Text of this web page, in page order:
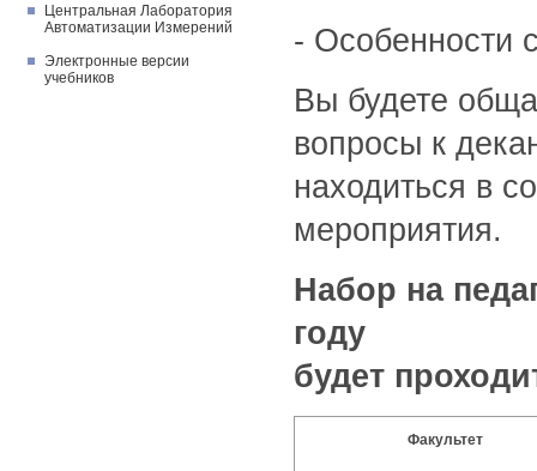
Центральная Лаборатория
Автоматизации Измерений
Электронные версии
учебников
- Особенности
Вы будете
вопросы к
находиться в
мероприятия.
Набор на
году
будет
Факультет